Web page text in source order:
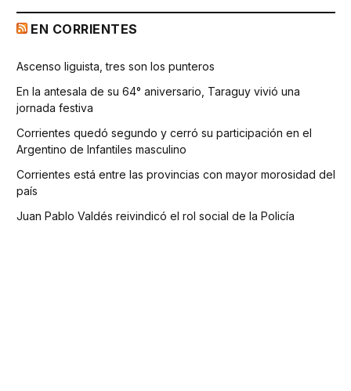
EN CORRIENTES
Ascenso liguista, tres son los punteros
En la antesala de su 64° aniversario, Taraguy vivió una
jornada festiva
Corrientes quedó segundo y cerró su participación en el
Argentino de Infantiles masculino
Corrientes está entre las provincias con mayor morosidad del
país
Juan Pablo Valdés reivindicó el rol social de la Policía